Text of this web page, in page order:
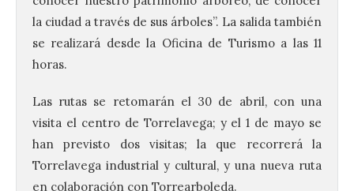
la ciudad a través de sus árboles”. La salida también
se realizará desde la Oficina de Turismo a las 11
horas.
Las rutas se retomarán el 30 de abril, con una
visita el centro de Torrelavega; y el 1 de mayo se
han previsto dos visitas; la que recorrerá la
Torrelavega industrial y cultural, y una nueva ruta
en colaboración con Torrearboleda.